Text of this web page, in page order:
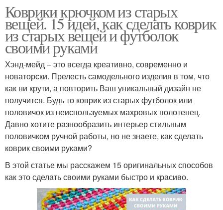
Коврики крючком из старых
вещей. 15 идей, как сделать коврик
из старых вещей и футболок
своими руками
Хэнд-мейд – это всегда креативно, современно и
новаторски. Прелесть самодельного изделия в том, что
как ни крути, а повторить Ваш уникальный дизайн не
получится. Будь то коврик из старых футболок или
половичок из неиспользуемых махровых полотенец.
Давно хотите разнообразить интерьер стильным
половичком ручной работы, но не знаете, как сделать
коврик своими руками?
В этой статье мы расскажем 15 оригинальных способов
как это сделать своими руками быстро и красиво.